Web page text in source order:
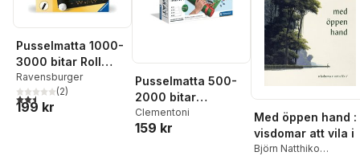
Pusselmatta 1000-
3000 bitar Roll
your Puzzle! XXL
Ravensburger
2,5utav 5 stjärnor. Totalt antal röster:
(2)
199 kr
Pusselmatta 500-
2000 bitar
Clementoni
105x78cm
Clementoni
159 kr
Med öppen hand :
visdomar att vila i
Björn Natthiko